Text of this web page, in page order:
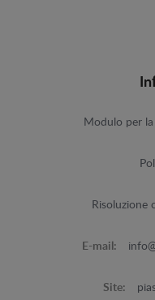
Modulo per
Risoluzione
E-mail:
Site: